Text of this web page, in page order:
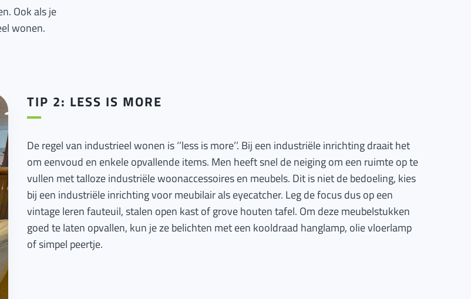
Ook als je
wonen.
TIP 2: LESS IS MORE
De regel van industrieel wonen is ‘’less is more’’. Bij een industriële inrichting draait het
om eenvoud en enkele opvallende items. Men heeft snel de neiging om een ruimte op te
vullen met talloze industriële woonaccessoires en meubels. Dit is niet de bedoeling, kies
bij een industriële inrichting voor meubilair als eyecatcher. Leg de focus dus op een
vintage leren fauteuil, stalen open kast of grove houten tafel. Om deze meubelstukken
goed te laten opvallen, kun je ze belichten met een kooldraad hanglamp, olie vloerlamp
of simpel peertje.